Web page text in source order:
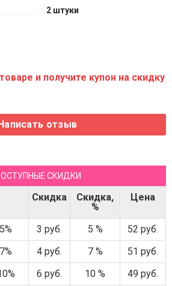
2 штуки
и получите купон на скидку
СКИДКИ
Скидка
Скидка,
%
Цена
3 руб. 5 %
52 руб.
4 руб. 7 %
51 руб.
6 руб. 10 %
49 руб.